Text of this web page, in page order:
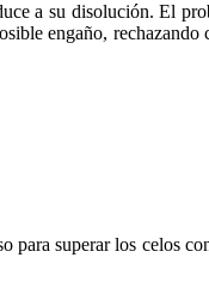
a su disolución. El
engaño,
para superar los celos